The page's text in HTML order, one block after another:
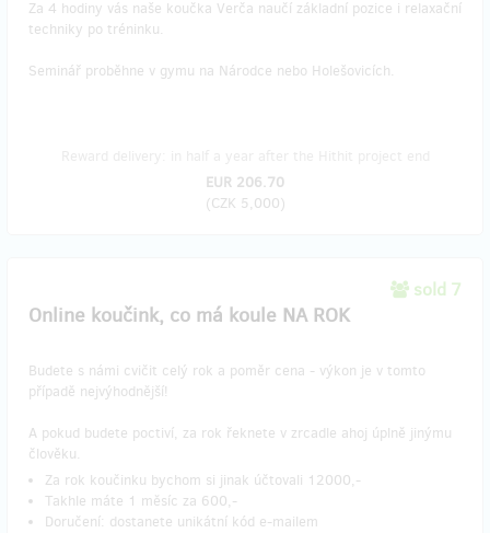
Za 4 hodiny vás naše koučka Verča naučí základní pozice i relaxační
techniky po tréninku.
Seminář proběhne v gymu na Národce nebo Holešovicích.
EUR 206.70
(CZK 5,000)
sold 7
Online koučink, co má koule NA ROK
Budete s námi cvičit celý rok a poměr cena - výkon je v tomto
případě nejvýhodnější!
A pokud budete poctiví, za rok řeknete v zrcadle ahoj úplně jinýmu
člověku. ​
Za rok koučinku bychom si jinak účtovali 12000,-
Takhle máte 1 měsíc za 600,-
Doručení: dostanete unikátní kód e-mailem